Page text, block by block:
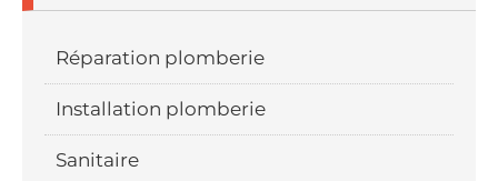
Réparation plomberie
Installation plomberie
Sanitaire